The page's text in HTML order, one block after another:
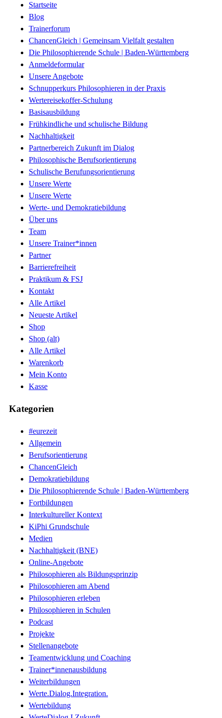
Startseite
Blog
Trainerforum
ChancenGleich | Gemeinsam Vielfalt gestalten
Die Philosophierende Schule | Baden-Württemberg
Anmeldeformular
Unsere Angebote
Schnupperkurs Philosophieren in der Praxis
Wertereisekoffer-Schulung
Basisausbildung
Frühkindliche und schulische Bildung
Nachhaltigkeit
Partnerbereich Zukunft im Dialog
Philosophische Berufsorientierung
Schulische Berufungsorientierung
Unsere Werte
Unsere Werte
Werte- und Demokratiebildung
Über uns
Team
Unsere Trainer*innen
Partner
Barrierefreiheit
Praktikum & FSJ
Kontakt
Alle Artikel
Neueste Artikel
Shop
Shop (alt)
Alle Artikel
Warenkorb
Mein Konto
Kasse
Kategorien
#eurezeit
Allgemein
Berufsorientierung
ChancenGleich
Demokratiebildung
Die Philosophierende Schule | Baden-Württemberg
Fortbildungen
Interkultureller Kontext
KiPhi Grundschule
Medien
Nachhaltigkeit (BNE)
Online-Angebote
Philosophieren als Bildungsprinzip
Philosophieren am Abend
Philosophieren erleben
Philosophieren in Schulen
Podcast
Projekte
Stellenangebote
Teamentwicklung und Coaching
Trainer*innenausbildung
Weiterbildungen
Werte.Dialog.Integration.
Wertebildung